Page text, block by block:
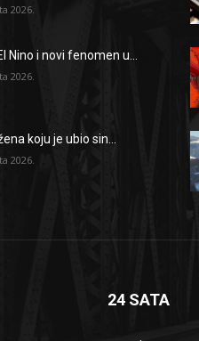
2026.
Nino i novi fenomen u...
2026.
koju je ubio sin...
2026.
24 SATA